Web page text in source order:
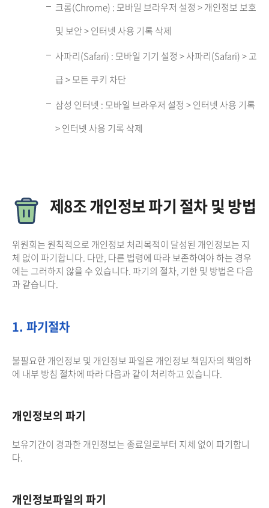
크롬(Chrome) : 모바일 브라우저 설정 > 개인정보 보호
및 보안 > 인터넷 사용 기록 삭제
사파리(Safari) : 모바일 기기 설정 > 사파리(Safari) > 고
급 > 모든 쿠키 차단
삼성 인터넷 : 모바일 브라우저 설정 > 인터넷 사용 기록
> 인터넷 사용 기록 삭제
제8조 개인정보 파기 절차 및 방법
위원회는 원칙적으로 개인정보 처리목적이 달성된 개인정보는 지
체 없이 파기합니다. 다만, 다른 법령에 따라 보존하여야 하는 경우
에는 그러하지 않을 수 있습니다. 파기의 절차, 기한 및 방법은 다음
과 같습니다.
1. 파기절차
불필요한 개인정보 및 개인정보 파일은 개인정보 책임자의 책임하
에 내부 방침 절차에 따라 다음과 같이 처리하고 있습니다.
개인정보의 파기
보유기간이 경과한 개인정보는 종료일로부터 지체 없이 파기합니
다.
개인정보파일의 파기